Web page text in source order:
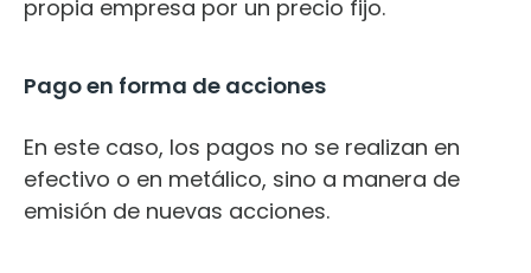
propia empresa por un precio fijo.
Pago en forma de acciones
En este caso, los pagos no se realizan en
efectivo o en metálico, sino a manera de
emisión de nuevas acciones.